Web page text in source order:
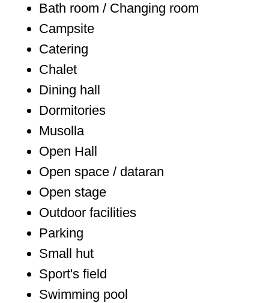
Bath room / Changing room
Campsite
Catering
Chalet
Dining hall
Dormitories
Musolla
Open Hall
Open space / dataran
Open stage
Outdoor facilities
Parking
Small hut
Sport's field
Swimming pool